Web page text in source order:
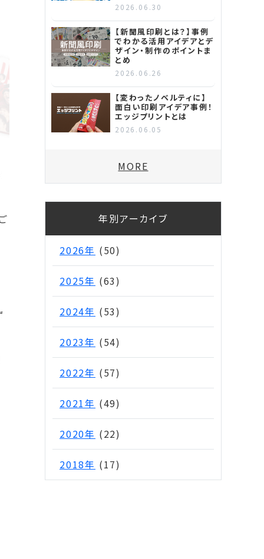
2026.06.30
【新聞風印刷とは？】事例
でわかる活用アイデアとデ
ザイン・制作のポイントま
とめ
2026.06.26
【変わったノベルティに】
面白い印刷アイデア事例！
エッジプリントとは
2026.06.05
MORE
年別アーカイブ
2026年 (50)
2025年 (63)
2024年 (53)
2023年 (54)
2022年 (57)
2021年 (49)
2020年 (22)
2018年 (17)